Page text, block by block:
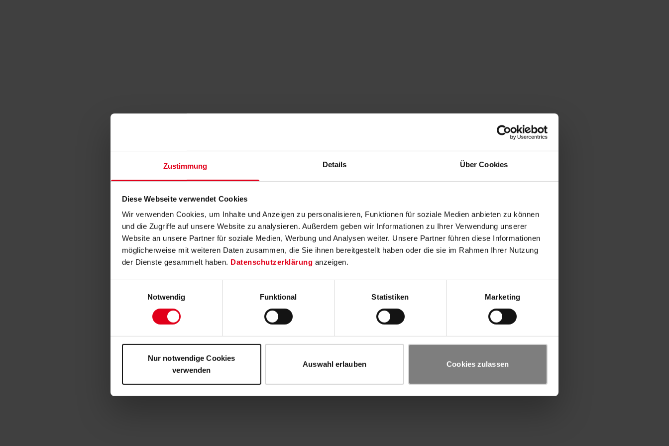
Zustimmung Details Über Cookies
Diese Webseite verwendet Cookies
Wir verwenden Cookies, um Inhalte und Anzeigen zu personalisieren, Funktionen für soziale Medien anbieten zu können
und die Zugriffe auf unsere Website zu analysieren. Außerdem geben wir Informationen zu Ihrer Verwendung unserer
Website an unsere Partner für soziale Medien, Werbung und Analysen weiter. Unsere Partner führen diese Informationen
möglicherweise mit weiteren Daten zusammen, die Sie ihnen bereitgestellt haben oder die sie im Rahmen Ihrer Nutzung
der Dienste gesammelt haben. Datenschutzerklärung anzeigen.
Notwendig
Funktional Statistiken Marketing
Nur notwendige Cookies
verwenden
Auswahl erlauben Cookies zulassen